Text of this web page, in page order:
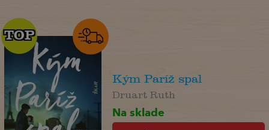
TOP
TOP
Kým Paríž spal
Druart Ruth
Na sklade